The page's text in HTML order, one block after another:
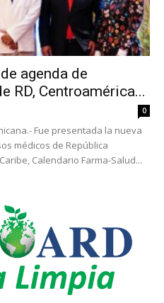
agenda de
RD, Centroamérica...
0
Fue presentada la nueva
médicos de República
Calendario Farma-Salud...